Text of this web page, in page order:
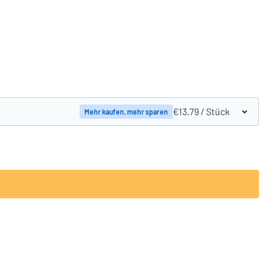
Mehr kaufen, mehr sparen €13.79 / Stück